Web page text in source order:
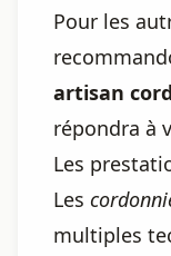
Pour les
artisan
répondra à
Les
Les
multiples